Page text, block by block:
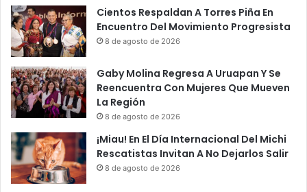
Cientos Respaldan A Torres Piña En
Encuentro Del Movimiento Progresista
8 de agosto de 2026
Gaby Molina Regresa A Uruapan Y Se
Reencuentra Con Mujeres Que Mueven
La Región
8 de agosto de 2026
¡Miau! En El Día Internacional Del Michi
Rescatistas Invitan A No Dejarlos Salir
8 de agosto de 2026